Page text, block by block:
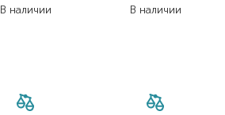
В наличии
В наличии